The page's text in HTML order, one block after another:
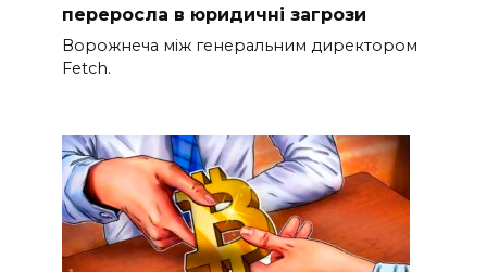
переросла в юридичні загрози
Ворожнеча між генеральним директором
Fetch.